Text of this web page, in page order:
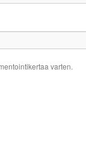
varten.